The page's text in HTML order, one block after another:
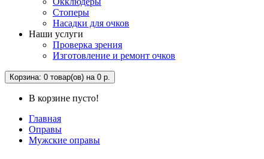
Стоперы
Насадки для очков
Наши услуги
Проверка зрения
Изготовление и ремонт очков
Корзина : 0 товар(ов) на 0 р.
В корзине пусто!
Главная
Оправы
Мужские оправы